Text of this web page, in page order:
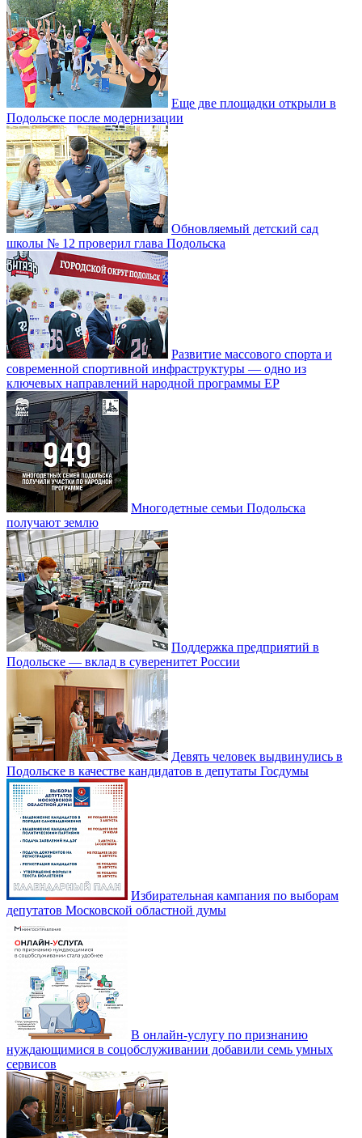
Еще две площадки открыли в
Подольске после модернизации
Обновляемый детский сад
школы № 12 проверил глава Подольска
Развитие массового спорта и
современной спортивной инфраструктуры — одно из
ключевых направлений народной программы ЕР
Многодетные семьи Подольска
получают землю
Поддержка предприятий в
Подольске — вклад в суверенитет России
Девять человек выдвинулись в
Подольске в качестве кандидатов в депутаты Госдумы
Избирательная кампания по выборам
депутатов Московской областной думы
В онлайн-услугу по признанию
нуждающимися в соцобслуживании добавили семь умных
сервисов